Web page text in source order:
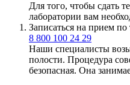
Для того, чтобы сдать
лаборатории вам
Записаться на прием
8 800 100 24 29
Наши специалисты
полости. Процедура
безопасная. Она